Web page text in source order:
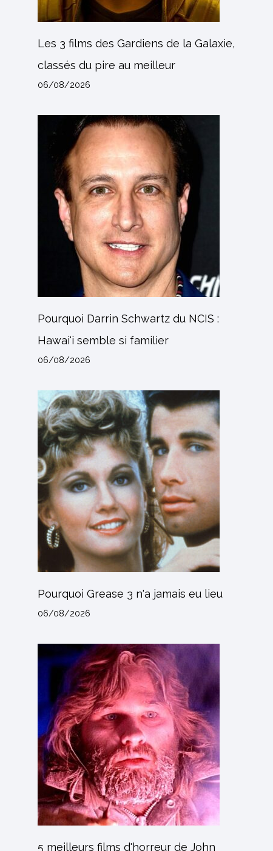
Les 3 films des Gardiens de la Galaxie,
classés du pire au meilleur
06/08/2026
Pourquoi Darrin Schwartz du NCIS :
Hawai'i semble si familier
06/08/2026
Pourquoi Grease 3 n'a jamais eu lieu
06/08/2026
5 meilleurs films d'horreur de John